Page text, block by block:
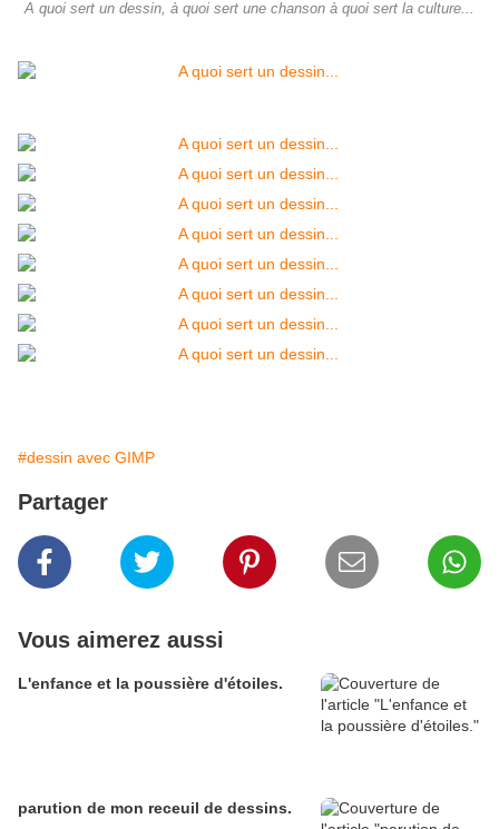
A quoi sert un dessin, à quoi sert une chanson à quoi sert la culture...
#dessin avec GIMP
Partager
Vous aimerez aussi
L'enfance et la poussière d'étoiles.
parution de mon receuil de dessins.